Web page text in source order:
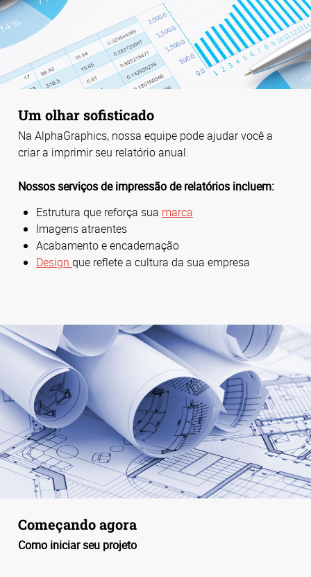
Um olhar sofisticado
Na AlphaGraphics, nossa equipe pode ajudar você a
criar a imprimir seu relatório anual.
Nossos serviços de impressão de relatórios incluem:
Estrutura que reforça sua marca
Imagens atraentes
Acabamento e encadernação
Design que reflete a cultura da sua empresa
Começando agora
Como iniciar seu projeto